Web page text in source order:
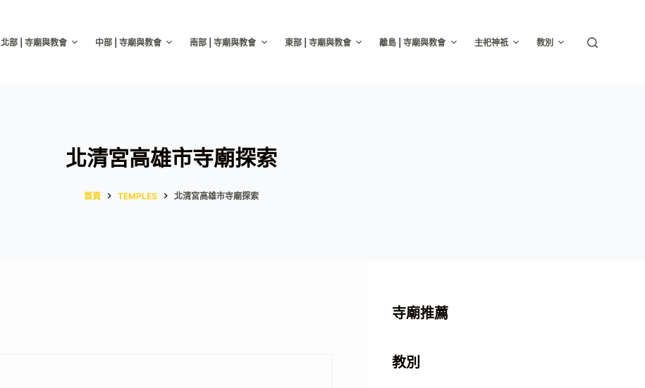
北部 | 寺廟與教會 中部 | 寺廟與教會 南部 | 寺廟與教會 東部 | 寺廟與教會 離島 | 寺廟與教會 主祀神祇 教別
北清宮高雄市寺廟探索
首頁 TEMPLES 北清宮高雄市寺廟探索
寺廟推薦
教別